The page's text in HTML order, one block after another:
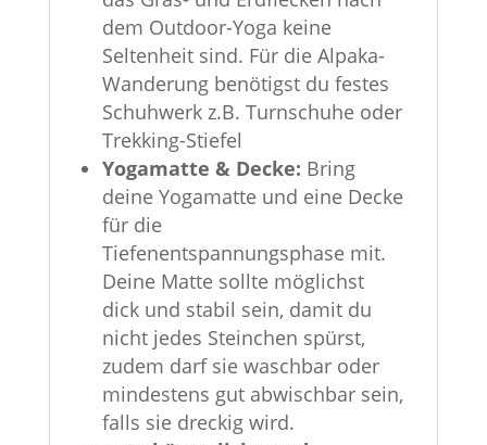
dem Outdoor-Yoga keine
Seltenheit sind. Für die Alpaka-
Wanderung benötigst du festes
Schuhwerk z.B. Turnschuhe oder
Trekking-Stiefel
Yogamatte & Decke: Bring
deine Yogamatte und eine Decke
für die
Tiefenentspannungsphase mit.
Deine Matte sollte möglichst
dick und stabil sein, damit du
nicht jedes Steinchen spürst,
zudem darf sie waschbar oder
mindestens gut abwischbar sein,
falls sie dreckig wird.